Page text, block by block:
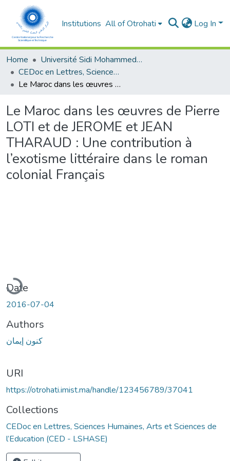
Institutions All of Otrohati Log In
Home
Université Sidi Mohammed Ben Abdellah - Fès
CEDoc en Lettres, Sciences Humaines, Arts et Sciences de l’Education (CED - LSHASE)
Le Maroc dans les œuvres de Pierre LOTI et de JEROME et JEAN THARAUD : Une contribution à l’exotisme littéraire dans le roman colonial Français
Le Maroc dans les œuvres de Pierre
LOTI et de JEROME et JEAN
THARAUD : Une contribution à
l’exotisme littéraire dans le roman
colonial Français
Date
2016-07-04
Authors
كنون إيمان
URI
https://otrohati.imist.ma/handle/123456789/37041
Collections
CEDoc en Lettres, Sciences Humaines, Arts et Sciences de
l’Education (CED - LSHASE)